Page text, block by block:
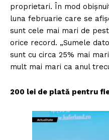
proprietari. În mod
luna februarie care se
sunt cele mai mari de
orice record. „Sumele
sunt cu circa 25% mai
mult mai mari ca anul
200 lei de plată pentru